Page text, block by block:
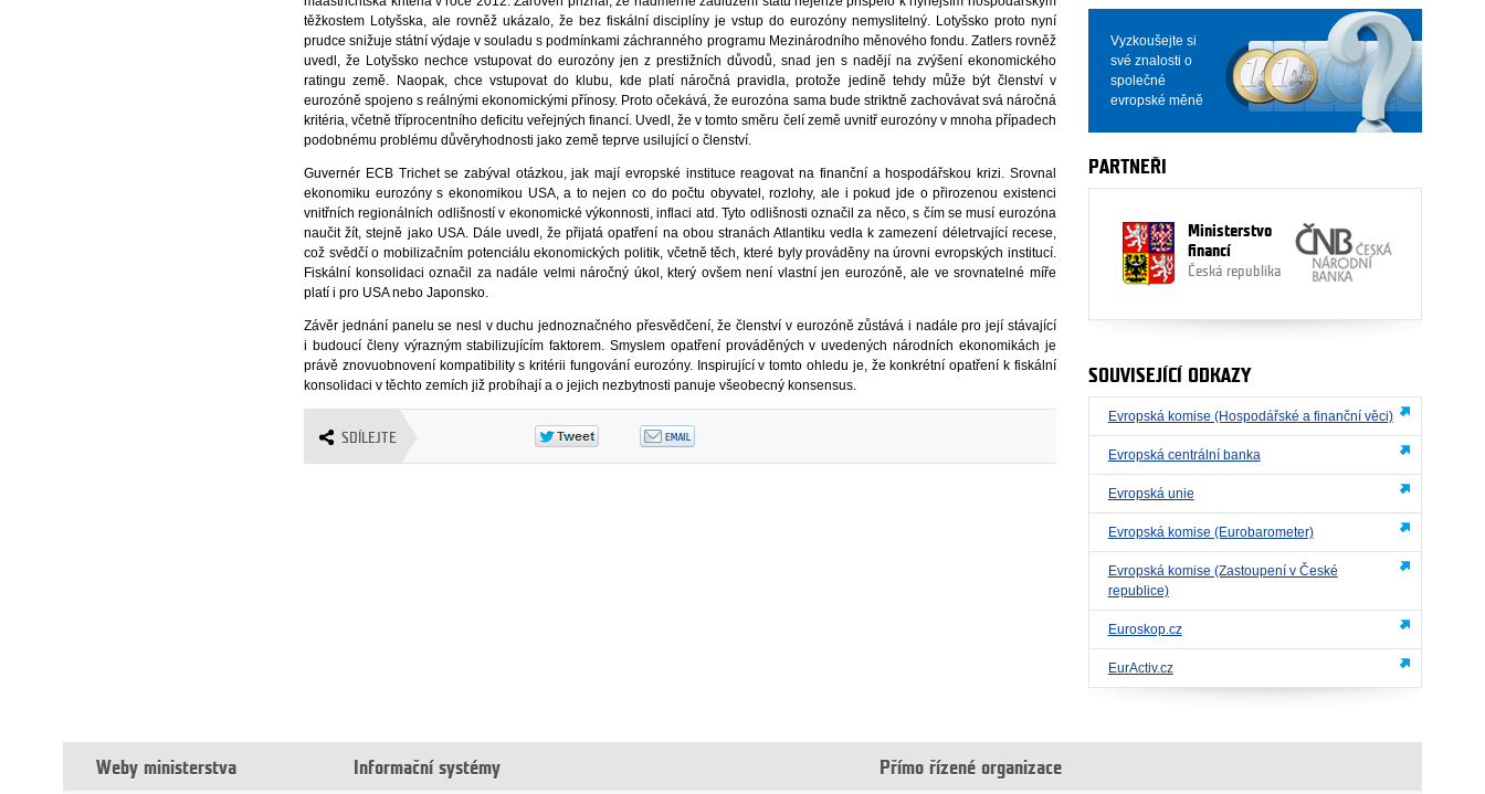
těžkostem Lotyšska, ale rovněž ukázalo, že bez fiskální disciplíny je vstup do eurozóny nemyslitelný. Lotyšsko proto nyní
prudce snižuje státní výdaje v souladu s podmínkami záchranného programu Mezinárodního měnového fondu. Zatlers rovněž
uvedl, že Lotyšsko nechce vstupovat do eurozóny jen z prestižních důvodů, snad jen s nadějí na zvýšení ekonomického
ratingu země. Naopak, chce vstupovat do klubu, kde platí náročná pravidla, protože jedině tehdy může být členství v
eurozóně spojeno s reálnými ekonomickými přínosy. Proto očekává, že eurozóna sama bude striktně zachovávat svá náročná
kritéria, včetně tříprocentního deficitu veřejných financí. Uvedl, že v tomto směru čelí země uvnitř eurozóny v mnoha případech
podobnému problému důvěryhodnosti jako země teprve usilující o členství.
Guvernér ECB Trichet se zabýval otázkou, jak mají evropské instituce reagovat na finanční a hospodářskou krizi. Srovnal
ekonomiku eurozóny s ekonomikou USA, a to nejen co do počtu obyvatel, rozlohy, ale i pokud jde o přirozenou existenci
vnitřních regionálních odlišností v ekonomické výkonnosti, inflaci atd. Tyto odlišnosti označil za něco, s čím se musí eurozóna
naučit žít, stejně jako USA. Dále uvedl, že přijatá opatření na obou stranách Atlantiku vedla k zamezení déletrvající recese,
což svědčí o mobilizačním potenciálu ekonomických politik, včetně těch, které byly prováděny na úrovni evropských institucí.
Fiskální konsolidaci označil za nadále velmi náročný úkol, který ovšem není vlastní jen eurozóně, ale ve srovnatelné míře
platí i pro USA nebo Japonsko.
Závěr jednání panelu se nesl v duchu jednoznačného přesvědčení, že členství v eurozóně zůstává i nadále pro její stávající
i budoucí členy výrazným stabilizujícím faktorem. Smyslem opatření prováděných v uvedených národních ekonomikách je
právě znovuobnovení kompatibility s kritérii fungování eurozóny. Inspirující v tomto ohledu je, že konkrétní opatření k fiskální
konsolidaci v těchto zemích již probíhají a o jejich nezbytnosti panuje všeobecný konsensus.
SDÍLEJTE
Vyzkoušejte si
své znalosti o
společné
evropské měně
PARTNEŘI
Ministerstvo
financí
Česká republika
SOUVISEJÍCÍ ODKAZY
Evropská komise (Hospodářské a finanční věci)
Evropská centrální banka
Evropská unie
Evropská komise (Eurobarometer)
Evropská komise (Zastoupení v České
republice)
Euroskop.cz
EurActiv.cz
Weby ministerstva Informační systémy Přímo řízené organizace